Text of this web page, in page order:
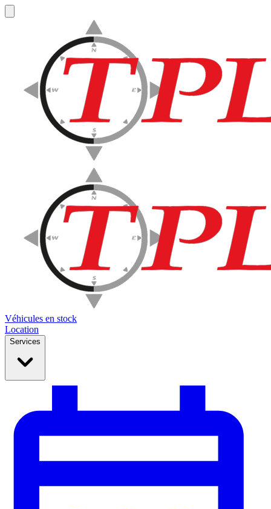
Véhicules en stock
Location
Services